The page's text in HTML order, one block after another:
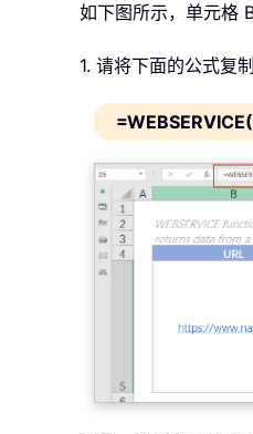
如下图所示，单元格
1. 请将下面的公式复
=WEBSERVICE(